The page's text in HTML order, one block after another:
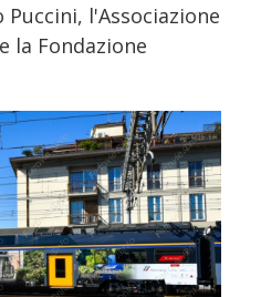
Puccini, l'Associazione
la Fondazione